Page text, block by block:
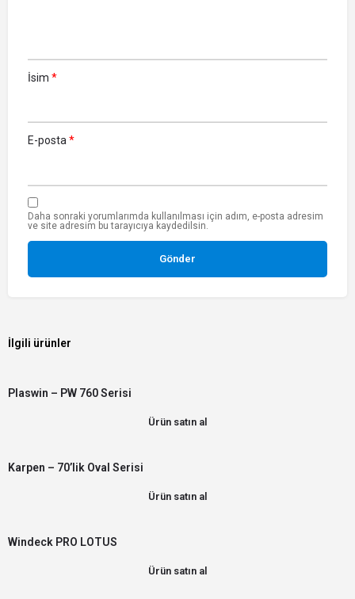
İsim *
E-posta *
Daha sonraki yorumlarımda kullanılması için adım, e-posta adresim
ve site adresim bu tarayıcıya kaydedilsin.
İlgili ürünler
Plaswin – PW 760 Serisi
Ürün satın al
Karpen – 70’lik Oval Serisi
Ürün satın al
Windeck PRO LOTUS
Ürün satın al